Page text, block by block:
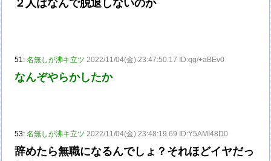
２人はなんで脱退しないのか
51:名無しが沸キ立ツ 2022/11/04(金) 23:47:50.17 ID:qg/+aBEv0
なんぞやらかしたか
53:名無しが沸キ立ツ 2022/11/04(金) 23:48:19.69 ID:Y5AMI48D0
辞めたら無職になるんでしょ？それほどイヤだっ